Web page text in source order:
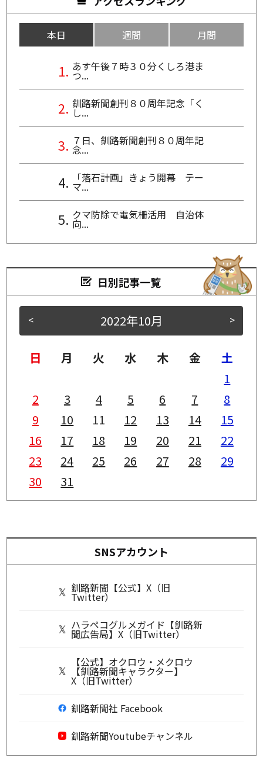
本日 週間 月間
あす午後７時３０分くしろ港ま
つ...
釧路新聞創刊８０周年記念「く
し...
７日、釧路新聞創刊８０周年記
念...
「落石計画」きょう開幕 テー
マ...
クマ防除で電気柵活用 自治体
向...
日別記事一覧
< >
2022年10月
日 月 火 水 木 金
土
1
2
3 4 5 6 7
8
9
10 11 12 13 14
15
16
17 18 19 20 21
22
23
24 25 26 27 28
29
30
31
SNSアカウント
釧路新聞【公式】X（旧
Twitter）
ハラペコグルメガイド【釧路新
聞広告局】X（旧Twitter）
【公式】オクロウ・メクロウ
【釧路新聞キャラクター】
X（旧Twitter）
釧路新聞社 Facebook
釧路新聞Youtubeチャンネル